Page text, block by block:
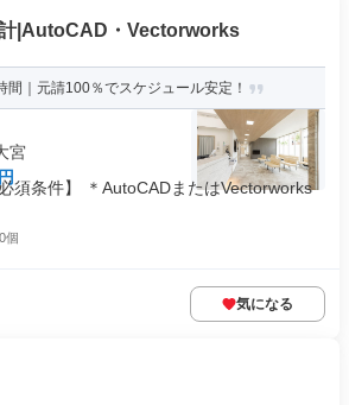
|AutoCAD・Vectorworks
間｜元請100％でスケジュール安定！
宮
須条件】 ＊AutoCADまたはVectorworks
個
気になる